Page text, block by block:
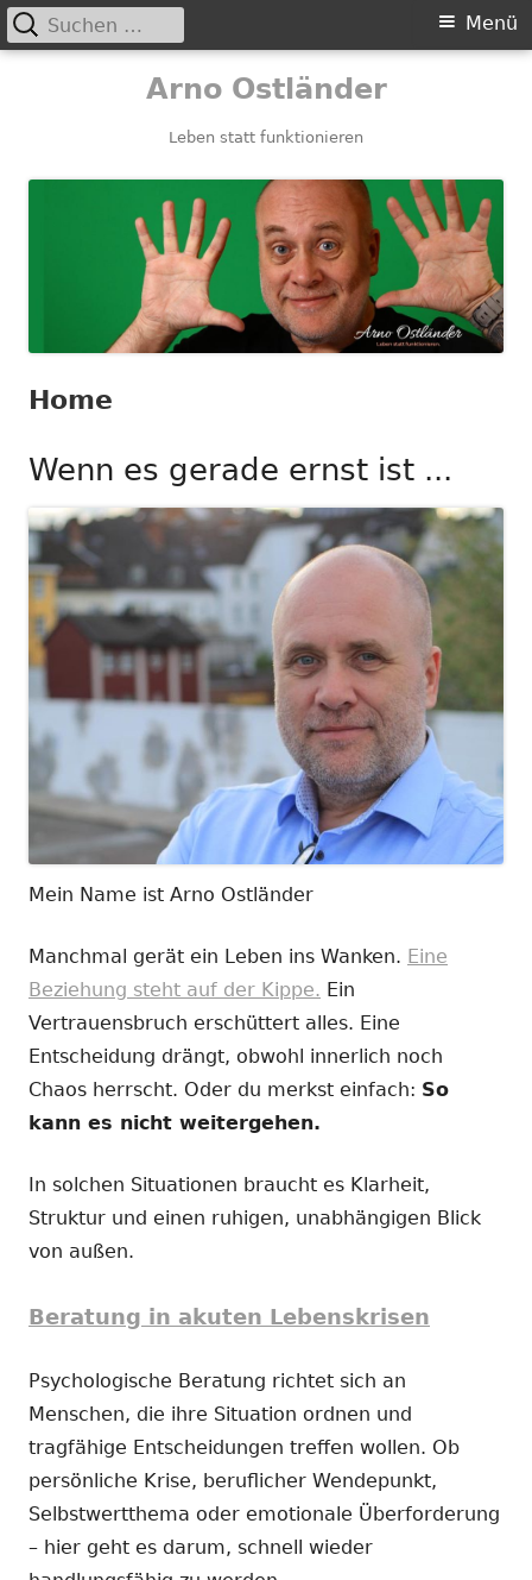
Arno Ostländer
Leben statt funktionieren
Primäres
Menü
Suchen
nach:
Home
Wenn es gerade ernst ist ...
Mein Name ist Arno Ostländer
Manchmal gerät ein Leben ins Wanken. Eine
Beziehung steht auf der Kippe. Ein
Vertrauensbruch erschüttert alles. Eine
Entscheidung drängt, obwohl innerlich noch
Chaos herrscht. Oder du merkst einfach: So
kann es nicht weitergehen.
In solchen Situationen braucht es Klarheit,
Struktur und einen ruhigen, unabhängigen Blick
von außen.
Beratung in akuten Lebenskrisen
Psychologische Beratung richtet sich an
Menschen, die ihre Situation ordnen und
tragfähige Entscheidungen treffen wollen. Ob
persönliche Krise, beruflicher Wendepunkt,
Selbstwertthema oder emotionale Überforderung
– hier geht es darum, schnell wieder